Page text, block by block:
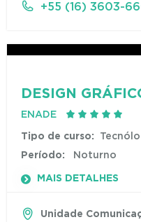
+55 (16) 3603-
DESIGN
ENADE
Tipo de curso:
Período: Noturno
MAIS DETALHES
Unidade